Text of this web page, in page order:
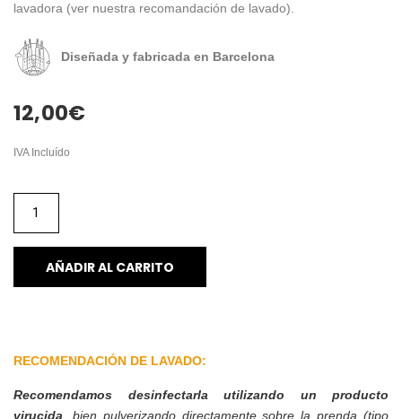
lavadora (ver nuestra recomandación de lavado).
Diseñada y fabricada en Barcelona
12,00€
IVA Incluído
AÑADIR AL CARRITO
RECOMENDACIÓN DE LAVADO:
Recomendamos desinfectarla utilizando un producto
virucida, bien pulverizando directamente sobre la prenda (tipo